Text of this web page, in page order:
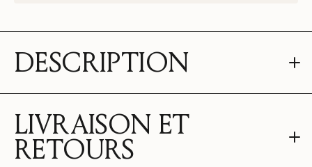
DESCRIPTION
LIVRAISON ET
RETOURS